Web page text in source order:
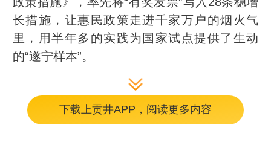
长措施，让惠民政策走进千家万户的烟火气
里，用半年多的实践为国家试点提供了生动
的“遂宁样本”。
记者近日从遂宁市商务局获悉，截至今年
3月底，这场名为“遂心遂意”的消费有奖专项活
下载上贡井APP，阅读更多内容